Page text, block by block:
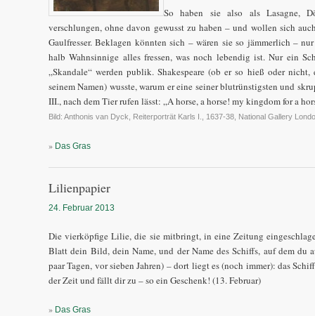
So haben sie also als Lasagne,
verschlungen, ohne davon gewusst zu haben – und wollen sich
Gaulfresser. Beklagen könnten sich – wären sie so jämmerlich –
halb Wahnsinnige alles fressen, was noch lebendig ist. Nur ein
„Skandale“ werden publik. Shakespeare (ob er so hieß oder
seinem Namen) wusste, warum er eine seiner blutrünstigsten und
III., nach dem Tier rufen lässt: „A horse, a horse! my kingdom for a
Bild: Anthonis van Dyck, Reiterporträt Karls I., 1637-38, National Gallery
» Das Gras
Lilienpapier
24. Februar 2013
Die vierköpfige Lilie, die sie mitbringt, in eine Zeitung
Blatt dein Bild, dein Name, und der Name des Schiffs, auf dem du
paar Tagen, vor sieben Jahren) – dort liegt es (noch immer): das
der Zeit und fällt dir zu – so ein Geschenk! (13. Februar)
» Das Gras